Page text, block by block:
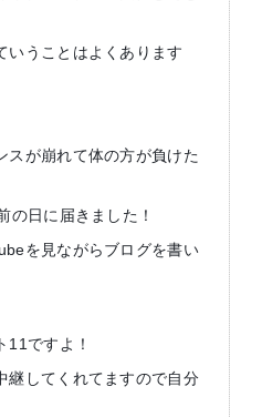
いうことはよくあります
スが崩れて体の方が負けた
の日に届きました！
を見ながらブログを書い
11ですよ！
継してくれてますので自分